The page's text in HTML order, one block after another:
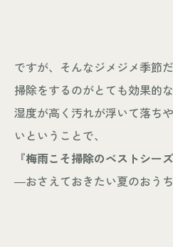
ですが、そんなジメジメ季節
掃除をするのがとても効果的な
湿度が高く汚れが浮いて落ち
いということで、
『梅雨こそ掃除のベストシー
―おさえておきたい夏のおう